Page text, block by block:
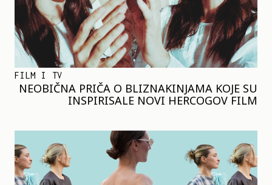
FILM I TV
NEOBIČNA PRIČA O BLIZNAKINJAMA KOJE SU
INSPIRISALE NOVI HERCOGOV FILM